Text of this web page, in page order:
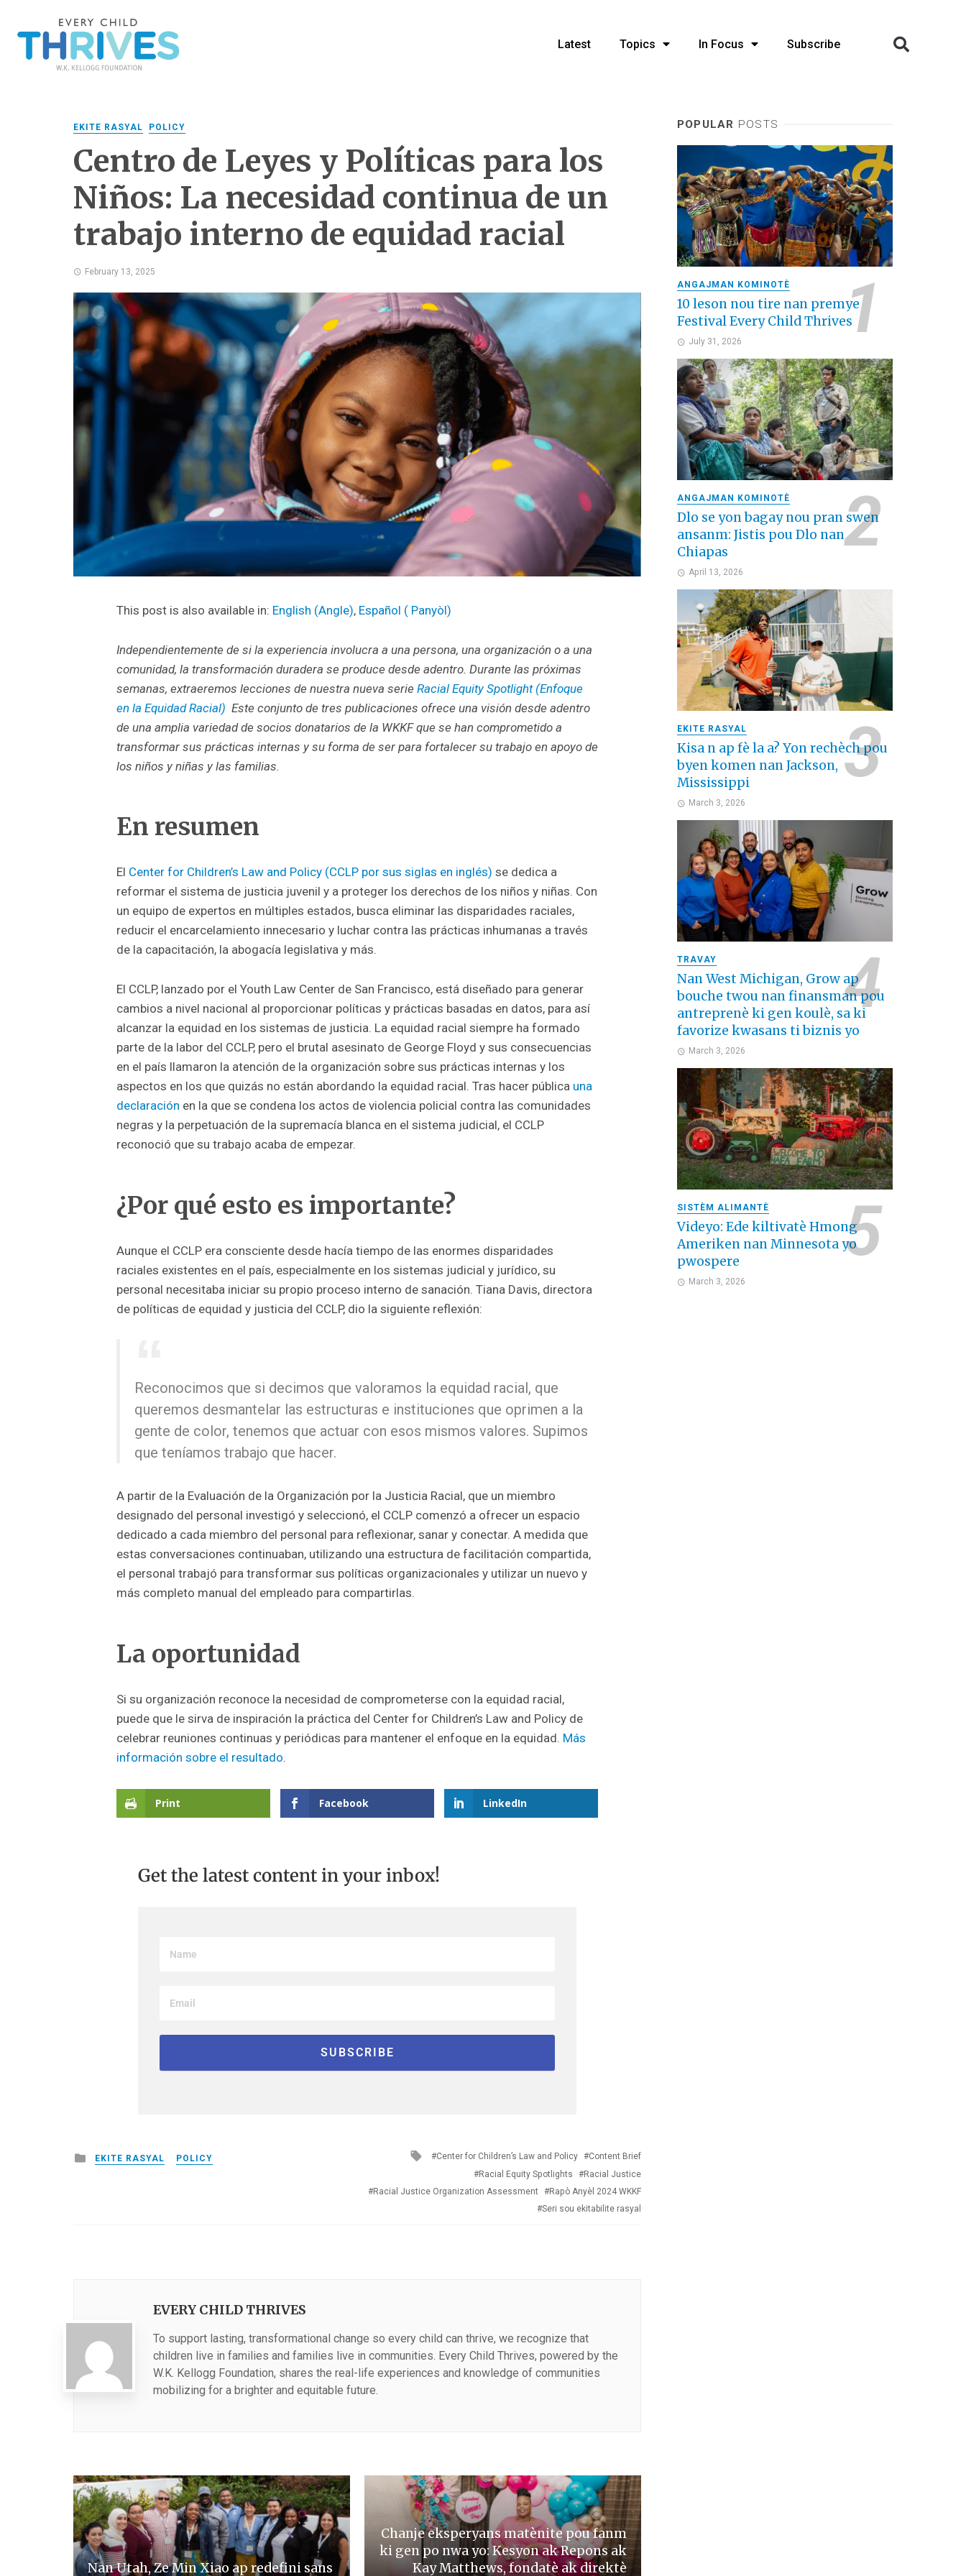
Latest Topics In Focus Subscribe
EKITE RASYAL POLICY
Centro de Leyes y Políticas para los
Niños: La necesidad continua de un
trabajo interno de equidad racial
February 13, 2025
This post is also available in: English (Angle) Español ( Panyòl)
Independientemente de si la experiencia involucra a una persona, una organización o a una
comunidad, la transformación duradera se produce desde adentro. Durante las próximas
semanas, extraeremos lecciones de nuestra nueva serie Racial Equity Spotlight (Enfoque
en la Equidad Racial) Este conjunto de tres publicaciones ofrece una visión desde adentro
de una amplia variedad de socios donatarios de la WKKF que se han comprometido a
transformar sus prácticas internas y su forma de ser para fortalecer su trabajo en apoyo de
los niños y niñas y las familias.
En resumen
El Center for Children’s Law and Policy (CCLP por sus siglas en inglés) se dedica a
reformar el sistema de justicia juvenil y a proteger los derechos de los niños y niñas. Con
un equipo de expertos en múltiples estados, busca eliminar las disparidades raciales,
reducir el encarcelamiento innecesario y luchar contra las prácticas inhumanas a través
de la capacitación, la abogacía legislativa y más.
El CCLP, lanzado por el Youth Law Center de San Francisco, está diseñado para generar
cambios a nivel nacional al proporcionar políticas y prácticas basadas en datos, para así
alcanzar la equidad en los sistemas de justicia. La equidad racial siempre ha formado
parte de la labor del CCLP, pero el brutal asesinato de George Floyd y sus consecuencias
en el país llamaron la atención de la organización sobre sus prácticas internas y los
aspectos en los que quizás no están abordando la equidad racial. Tras hacer pública una
declaración en la que se condena los actos de violencia policial contra las comunidades
negras y la perpetuación de la supremacía blanca en el sistema judicial, el CCLP
reconoció que su trabajo acaba de empezar.
¿Por qué esto es importante?
Aunque el CCLP era consciente desde hacía tiempo de las enormes disparidades
raciales existentes en el país, especialmente en los sistemas judicial y jurídico, su
personal necesitaba iniciar su propio proceso interno de sanación. Tiana Davis, directora
de políticas de equidad y justicia del CCLP, dio la siguiente reflexión:
Reconocimos que si decimos que valoramos la equidad racial, que
queremos desmantelar las estructuras e instituciones que oprimen a la
gente de color, tenemos que actuar con esos mismos valores. Supimos
que teníamos trabajo que hacer.
A partir de la Evaluación de la Organización por la Justicia Racial, que un miembro
designado del personal investigó y seleccionó, el CCLP comenzó a ofrecer un espacio
dedicado a cada miembro del personal para reflexionar, sanar y conectar. A medida que
estas conversaciones continuaban, utilizando una estructura de facilitación compartida,
el personal trabajó para transformar sus políticas organizacionales y utilizar un nuevo y
más completo manual del empleado para compartirlas.
La oportunidad
Si su organización reconoce la necesidad de comprometerse con la equidad racial,
puede que le sirva de inspiración la práctica del Center for Children’s Law and Policy de
celebrar reuniones continuas y periódicas para mantener el enfoque en la equidad. Más
información sobre el resultado.
Print Facebook LinkedIn
Get the latest content in your inbox!
Posted
in
EKITE RASYAL POLICY
Tagged
Center for Children’s Law and Policy
Content Brief
Racial Equity Spotlights
Racial Justice
Racial Justice Organization Assessment
Rapò Anyèl 2024 WKKF
Seri sou ekitabilite rasyal
EVERY CHILD THRIVES
To support lasting, transformational change so every child can thrive, we recognize that
children live in families and families live in communities. Every Child Thrives, powered by the
W.K. Kellogg Foundation, shares the real-life experiences and knowledge of communities
mobilizing for a brighter and equitable future.
Nan Utah, Ze Min Xiao ap redefini sans
Chanje eksperyans matènite pou fanm
ki gen po nwa yo: Kesyon ak Repons ak
Kay Matthews, fondatè ak direktè
POPULAR POSTS
ANGAJMAN KOMINOTÈ
10 leson nou tire nan premye
Festival Every Child Thrives
July 31, 2026
ANGAJMAN KOMINOTÈ
Dlo se yon bagay nou pran swen
ansanm: Jistis pou Dlo nan
Chiapas
April 13, 2026
EKITE RASYAL
Kisa n ap fè la a? Yon rechèch pou
byen komen nan Jackson,
Mississippi
March 3, 2026
TRAVAY
Nan West Michigan, Grow ap
bouche twou nan finansman pou
antreprenè ki gen koulè, sa ki
favorize kwasans ti biznis yo
March 3, 2026
SISTÈM ALIMANTÈ
Videyo: Ede kiltivatè Hmong
Ameriken nan Minnesota yo
pwospere
March 3, 2026